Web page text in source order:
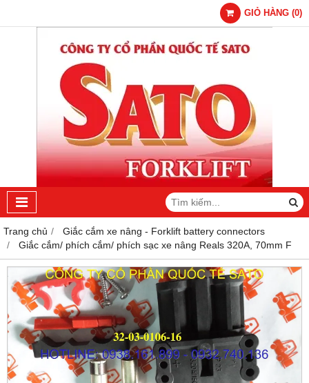
GIỎ HÀNG (0)
Trang chủ
Giắc cắm xe nâng - Forklift battery connectors
Giắc cắm/ phích cắm/ phích sạc xe nâng Reals 320A, 70mm F